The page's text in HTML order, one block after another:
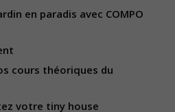
en paradis avec COMPO
cours théoriques du
votre tiny house